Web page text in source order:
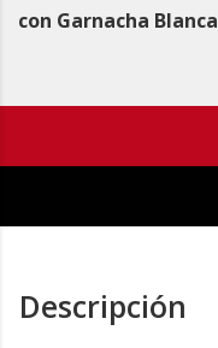
con Garnacha Blanca
Descripción